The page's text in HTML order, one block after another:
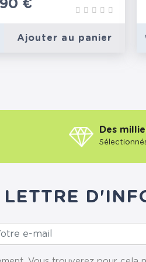
€
Ajouter au panier
Des
LETTRE